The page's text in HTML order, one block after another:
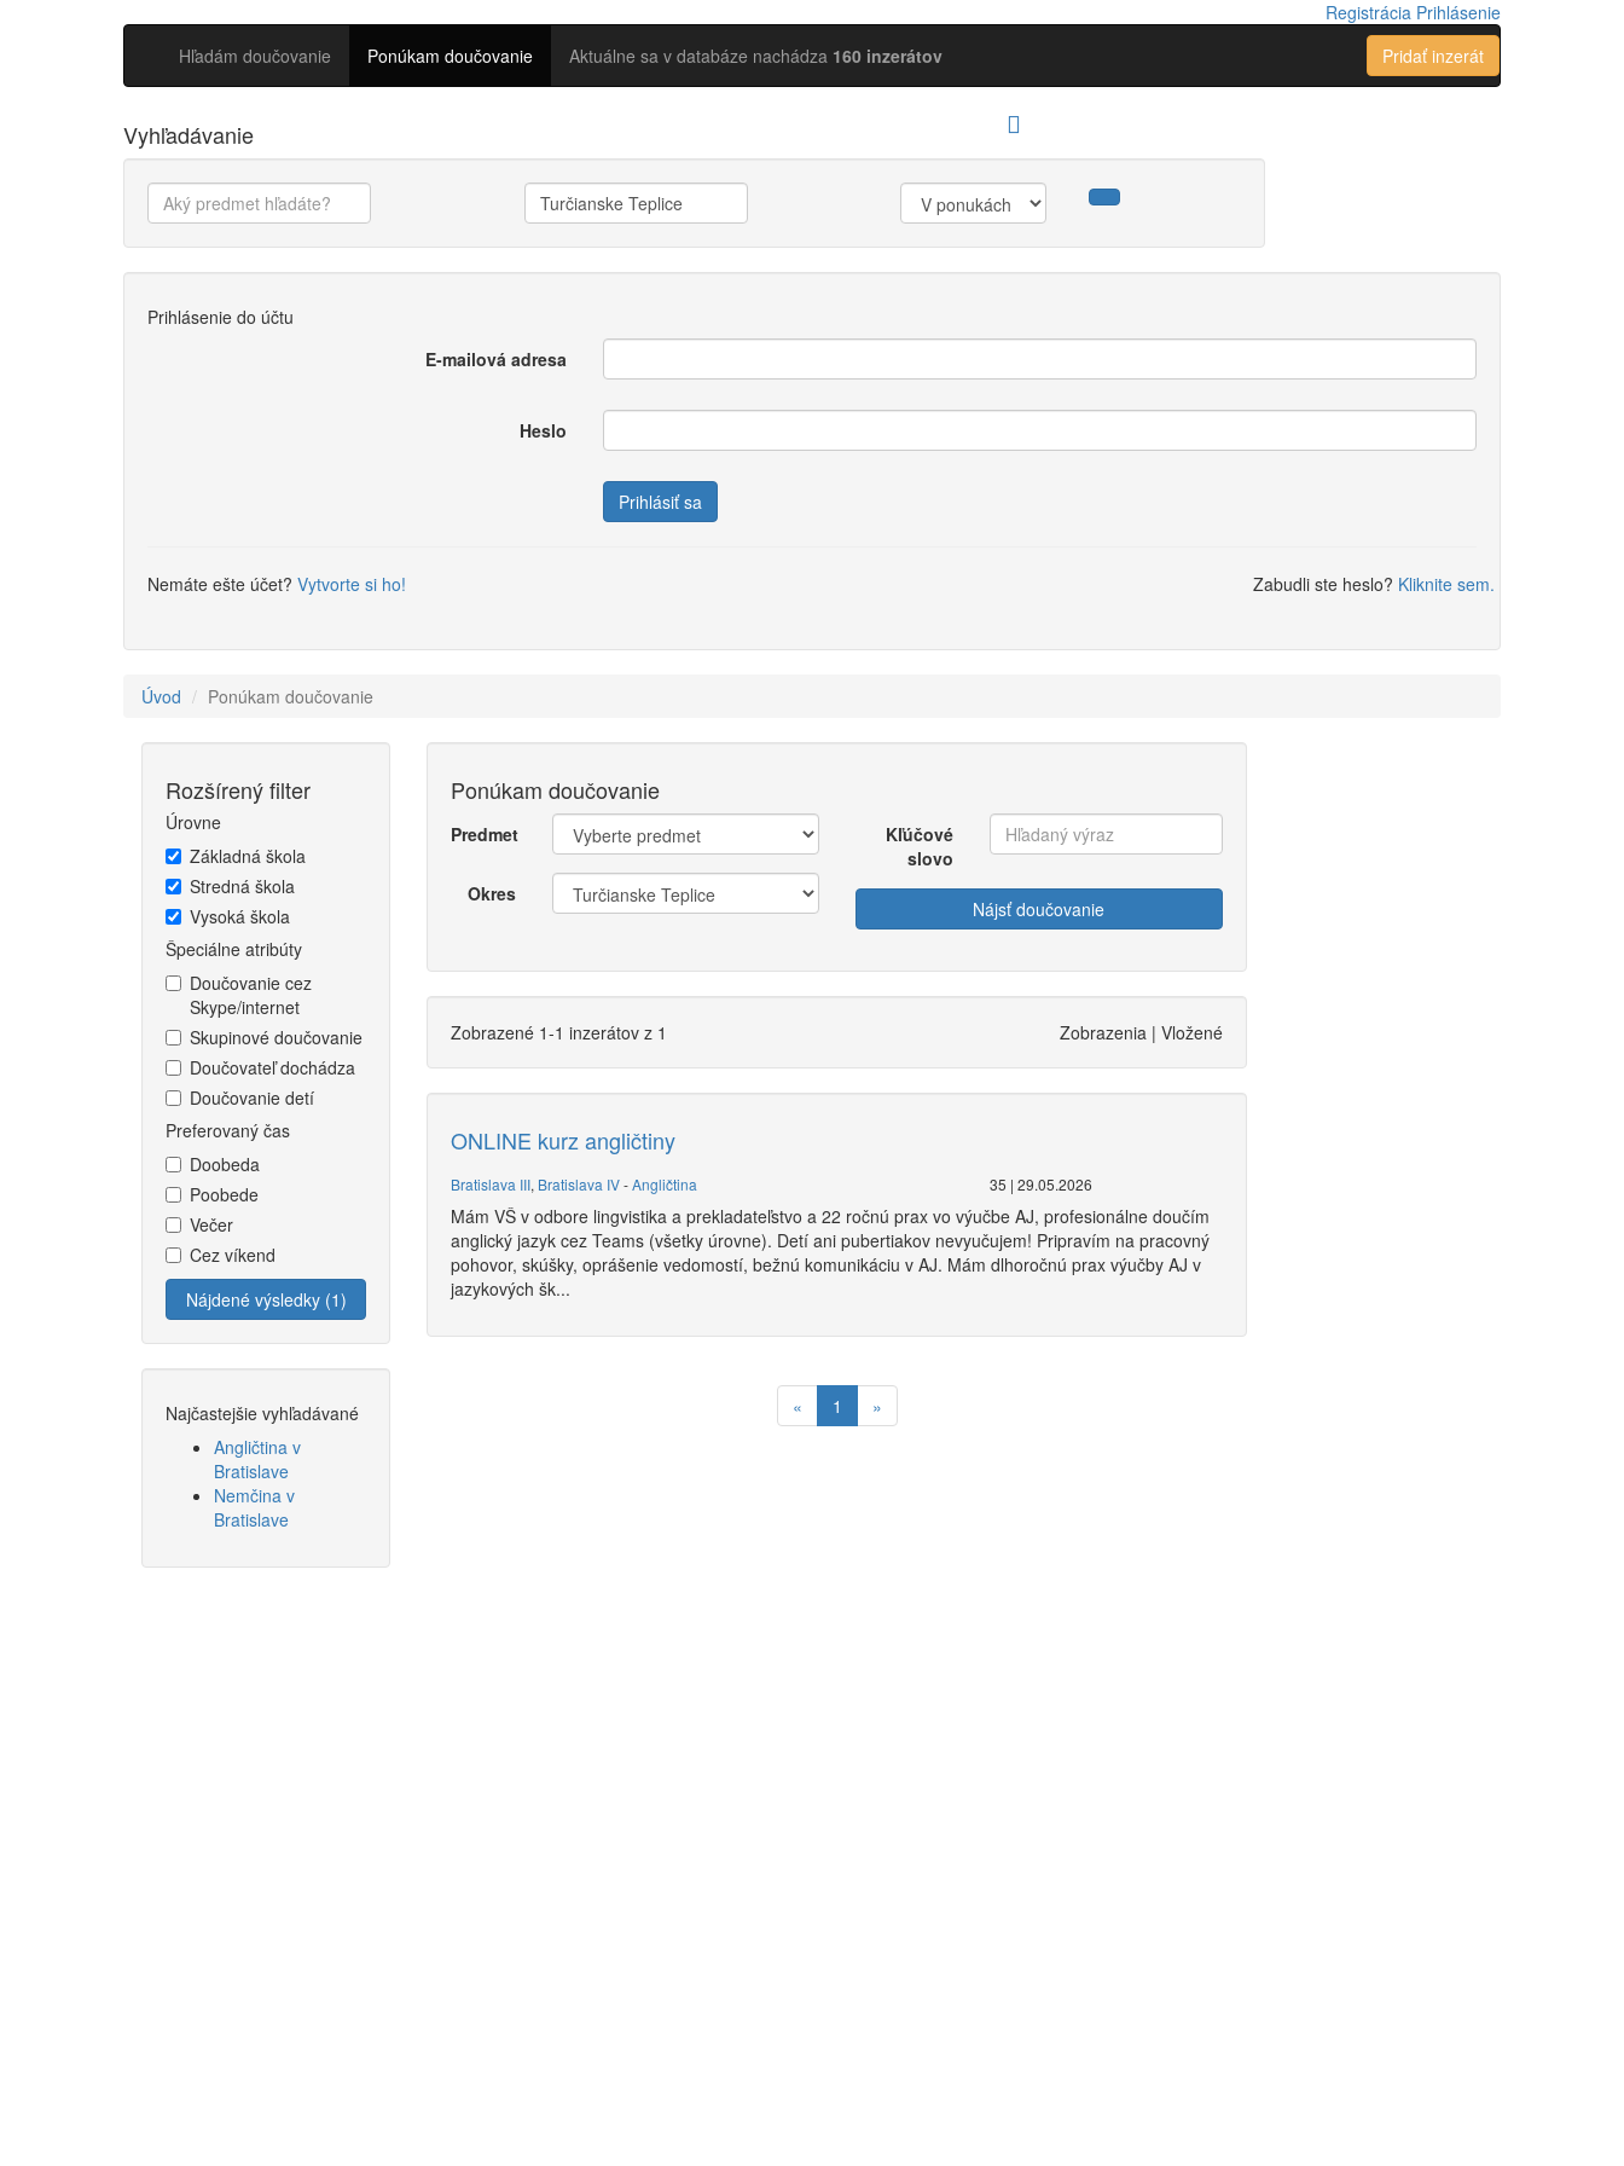
Registrácia Prihlásenie
Hľadám doučovanie
Ponúkam doučovanie Aktuálne sa v databáze nachádza 160 inzerátov Pridať inzerát
Vyhľadávanie
Prihlásenie do účtu
E-mailová adresa
Heslo
Prihlásiť sa
Nemáte ešte účet? Vytvorte si ho! Zabudli ste heslo? Kliknite sem.
Úvod Ponúkam doučovanie
Rozšírený filter
Úrovne
Základná škola
Stredná škola
Vysoká škola
Špeciálne atribúty
Doučovanie cez
Skype/internet
Skupinové doučovanie
Doučovateľ dochádza
Doučovanie detí
Preferovaný čas
Doobeda
Poobede
Večer
Cez víkend
Nájdené výsledky (1)
Najčastejšie vyhľadávané
Angličtina v
Bratislave
Nemčina v
Bratislave
Ponúkam doučovanie
Predmet
Okres
Kľúčové
slovo
Nájsť doučovanie
Zobrazené 1-1 inzerátov z 1 Zobrazenia | Vložené
ONLINE kurz angličtiny
Bratislava III, Bratislava IV-Angličtina 35 | 29.05.2026
Mám VŠ v odbore lingvistika a prekladateľstvo a 22 ročnú prax vo výučbe AJ, profesionálne doučím
anglický jazyk cez Teams (všetky úrovne). Detí ani pubertiakov nevyučujem! Pripravím na pracovný
pohovor, skúšky, oprášenie vedomostí, bežnú komunikáciu v AJ. Mám dlhoročnú prax výučby AJ v
jazykových šk...
« 1 »